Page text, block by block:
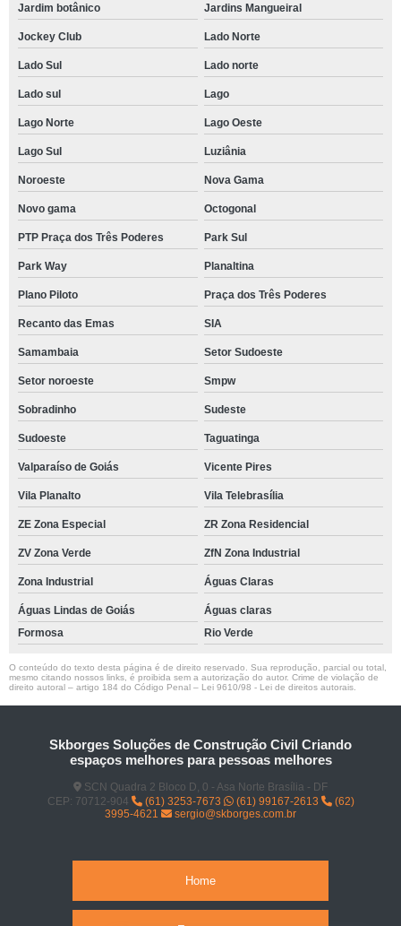
Jardim botânico Jardins Mangueiral
Jockey Club Lado Norte
Lado Sul Lado norte
Lado sul Lago
Lago Norte Lago Oeste
Lago Sul Luziânia
Noroeste Nova Gama
Novo gama Octogonal
PTP Praça dos Três Poderes Park Sul
Park Way Planaltina
Plano Piloto Praça dos Três Poderes
Recanto das Emas SIA
Samambaia Setor Sudoeste
Setor noroeste Smpw
Sobradinho Sudeste
Sudoeste Taguatinga
Valparaíso de Goiás Vicente Pires
Vila Planalto Vila Telebrasília
ZE Zona Especial ZR Zona Residencial
ZV Zona Verde ZfN Zona Industrial
Zona Industrial Águas Claras
Águas Lindas de Goiás
Águas claras
Formosa
Rio Verde
O conteúdo do texto desta página é de direito reservado. Sua reprodução, parcial ou total,
mesmo citando nossos links, é proibida sem a autorização do autor. Crime de violação de
direito autoral – artigo 184 do Código Penal – Lei 9610/98 - Lei de direitos autorais
Skborges Soluções de Construção Civil Criando
espaços melhores para pessoas melhores
SCN Quadra 2 Bloco D, 0 - Asa Norte Brasília - DF
CEP: 70712-904
(61) 3253-7673 (61) 99167-2613
(62)
3995-4621
sergio@skborges.com.br
Home